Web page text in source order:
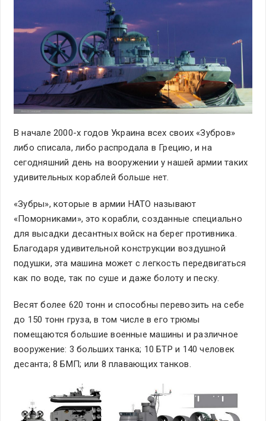
В начале 2000-х годов Украина всех своих «Зубров»
либо списала, либо распродала в Грецию, и на
сегодняшний день на вооружении у нашей армии таких
удивительных кораблей больше нет.
«Зубры», которые в армии НАТО называют
«Поморниками», это корабли, созданные специально
для высадки десантных войск на берег противника.
Благодаря удивительной конструкции воздушной
подушки, эта машина может с легкость передвигаться
как по воде, так по суше и даже болоту и песку.
Весят более 620 тонн и способны перевозить на себе
до 150 тонн груза, в том числе в его трюмы
помещаются большие военные машины и различное
вооружение: 3 больших танка; 10 БТР и 140 человек
десанта; 8 БМП; или 8 плавающих танков.